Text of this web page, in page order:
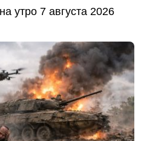
утро 7 августа 2026